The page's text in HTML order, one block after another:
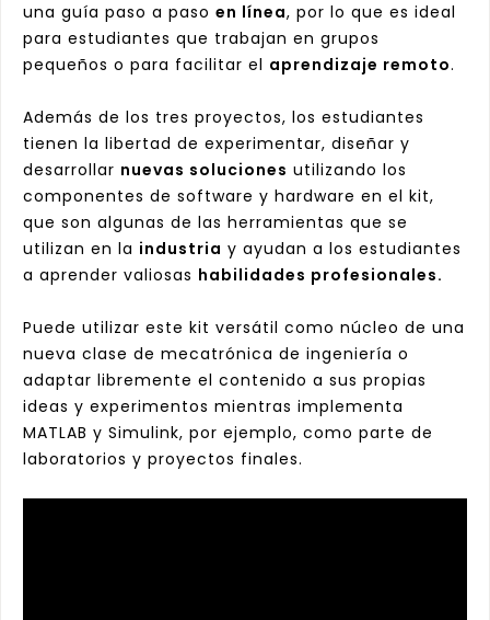
una guía paso a paso en línea, por lo que es ideal
para estudiantes que trabajan en grupos
pequeños o para facilitar el aprendizaje remoto.
Además de los tres proyectos, los estudiantes
tienen la libertad de experimentar, diseñar y
desarrollar nuevas soluciones utilizando los
componentes de software y hardware en el kit,
que son algunas de las herramientas que se
utilizan en la industria y ayudan a los estudiantes
a aprender valiosas habilidades profesionales.
Puede utilizar este kit versátil como núcleo de una
nueva clase de mecatrónica de ingeniería o
adaptar libremente el contenido a sus propias
ideas y experimentos mientras implementa
MATLAB y Simulink, por ejemplo, como parte de
laboratorios y proyectos finales.